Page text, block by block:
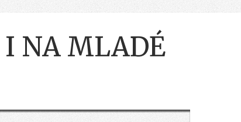
I NA MLADÉ